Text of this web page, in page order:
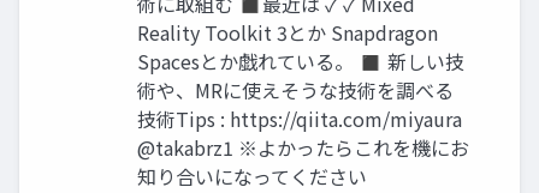
Reality Toolkit 3とか Snapdragon
Spacesとか戯れている。 ◼ 新しい技
術や、MRに使えそうな技術を調べる
技術Tips : https://qiita.com/miyaura
@takabrz1 ※よかったらこれを機にお
知り合いになってください